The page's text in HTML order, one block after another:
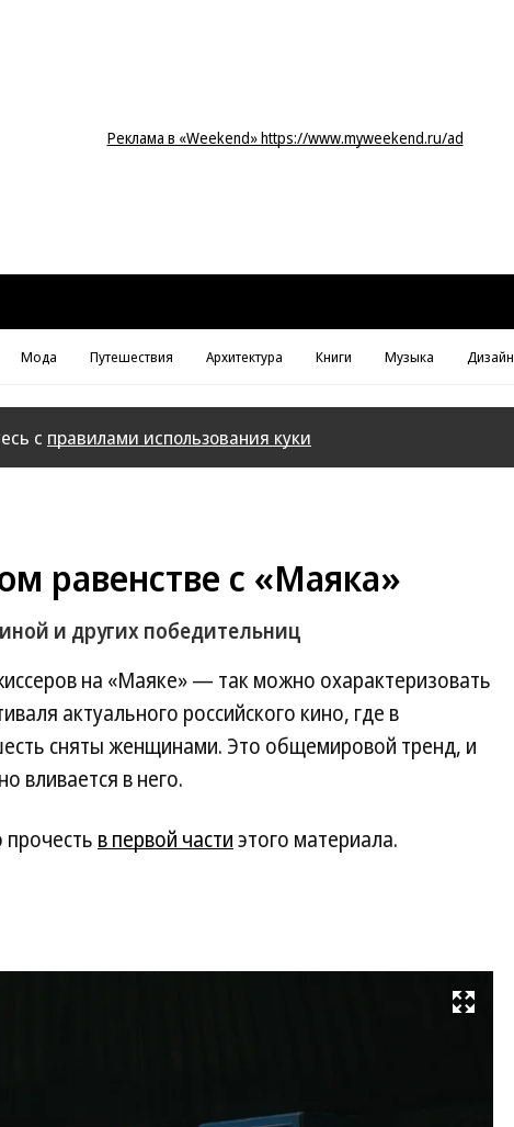
Реклама в «Weekend» https://www.myweekend.ru/ad
Мода Путешествия Архитектура Книги Музыка Дизайн
с правилами использования куки
равенстве с «Маяка»
и других победительниц
на «Маяке» — так можно охарактеризовать
актуального российского кино, где в
сняты женщинами. Это общемировой тренд, и
вливается в него.
в первой частиэтого материала.
Развернуть на весь экран